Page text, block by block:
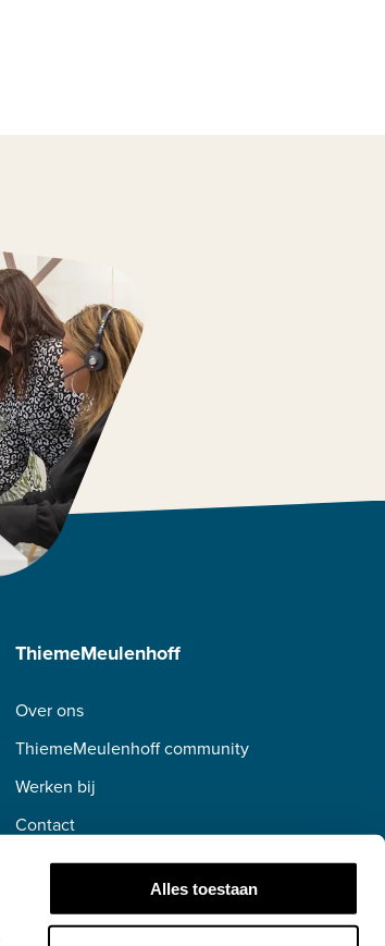
Alles toestaan
ThiemeMeulenhoff
Over ons
ThiemeMeulenhoff community
Werken bij
Contact